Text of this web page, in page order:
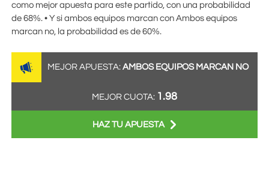
como mejor apuesta para este partido, con una probabilidad
de 68%. • Y si ambos equipos marcan con Ambos equipos
marcan no, la probabilidad es de 60%.
MEJOR APUESTA:AMBOS EQUIPOS MARCAN NO
MEJOR CUOTA: 1.98
HAZ TU APUESTA